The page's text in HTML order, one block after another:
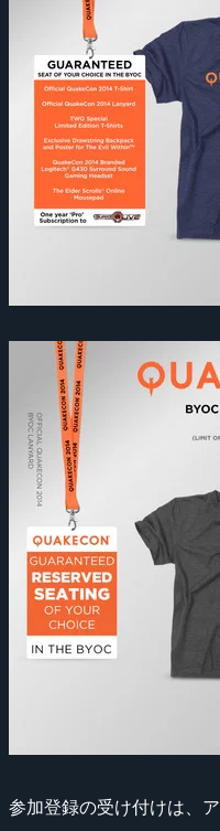
参加登録の受け付けは、